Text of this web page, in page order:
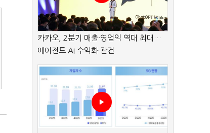
카카오, 2분기 매출·영업익 역대 최대…
에이전트 AI 수익화 관건